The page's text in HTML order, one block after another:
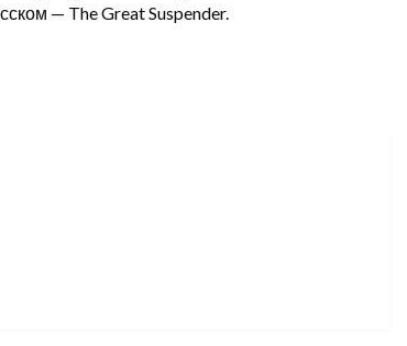
— The Great Suspender.